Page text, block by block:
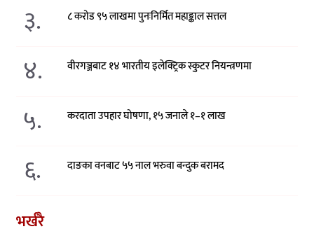
३. ८ करोड ९५ लाखमा पुनःनिर्मित महाङ्काल सत्तल
४. वीरगञ्जबाट १४ भारतीय इलेक्ट्रिक स्कुटर नियन्त्रणमा
५. करदाता उपहार घोषणा, १५ जनाले १–१ लाख
६. दाङका वनबाट ५५ नाल भरुवा बन्दुक बरामद
भर्खरै